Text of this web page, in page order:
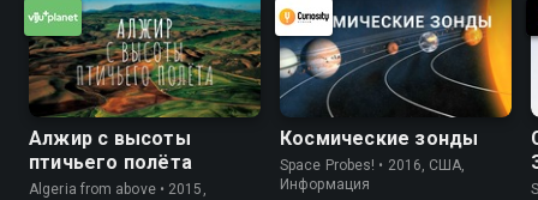
Алжир с высоты
птичьего полёта
Algeria from above • 2015,
Космические зонды
Space Probes! • 2016, США,
Информация